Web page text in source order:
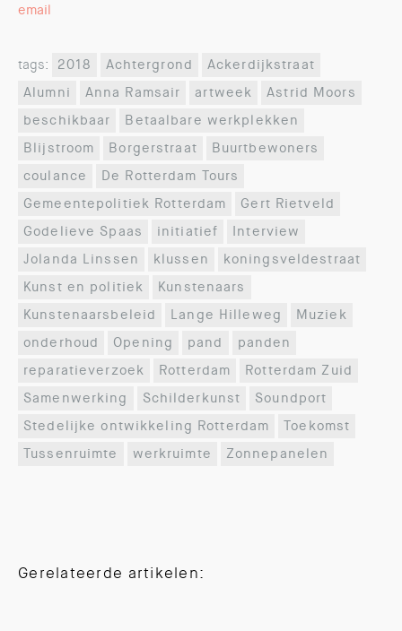
email
tags: 2018 Achtergrond
Ackerdijkstraat
Alumni
Anna Ramsair artweek
Astrid Moors
beschikbaar
Betaalbare werkplekken
Blijstroom
Borgerstraat
Buurtbewoners
coulance
De Rotterdam Tours
Gemeentepolitiek Rotterdam
Gert Rietveld
Godelieve Spaas
initiatief
Interview
Jolanda Linssen
klussen
koningsveldestraat
Kunst en politiek
Kunstenaars
Kunstenaarsbeleid
Lange Hilleweg
Muziek
onderhoud
Opening pand
panden
reparatieverzoek
Rotterdam
Rotterdam Zuid
Samenwerking
Schilderkunst
Soundport
Stedelijke ontwikkeling Rotterdam
Toekomst
Tussenruimte
werkruimte Zonnepanelen
Gerelateerde artikelen: